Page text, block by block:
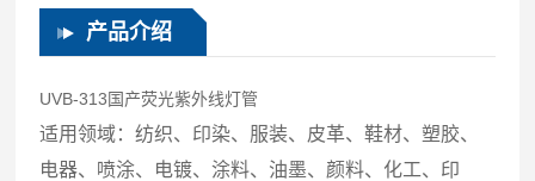
产品介绍
UVB-313国产荧光紫外线灯管
适用领域：纺织、印染、服装、皮革、鞋材、塑胶、
电器、喷涂、电镀、涂料、油墨、颜料、化工、印